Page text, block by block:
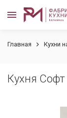
Главная Кухни
Кухня